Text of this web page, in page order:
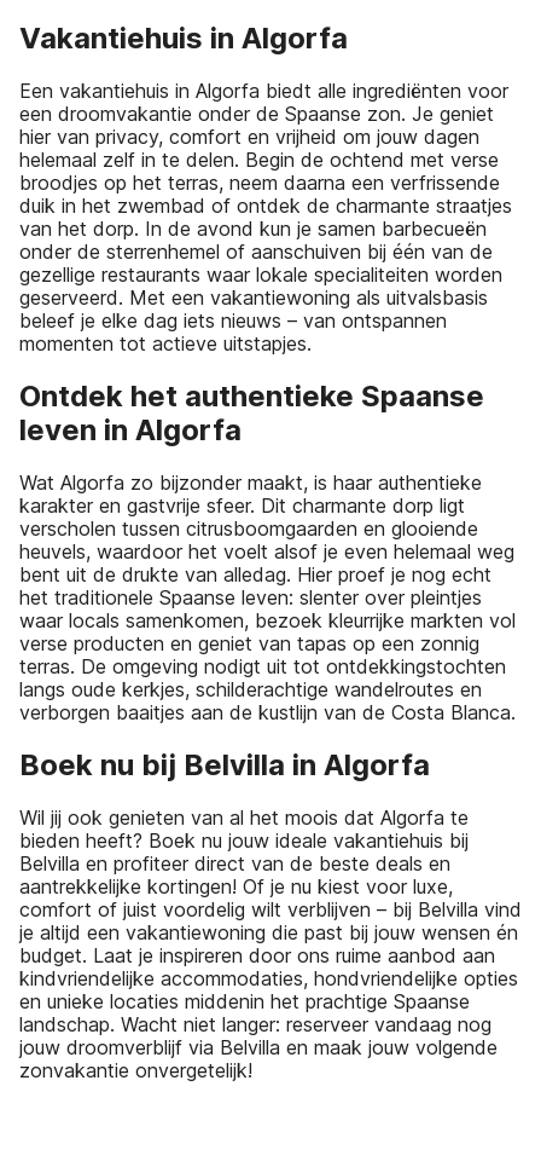
Vakantiehuis in Algorfa
Een vakantiehuis in Algorfa biedt alle ingrediënten voor
een droomvakantie onder de Spaanse zon. Je geniet
hier van privacy, comfort en vrijheid om jouw dagen
helemaal zelf in te delen. Begin de ochtend met verse
broodjes op het terras, neem daarna een verfrissende
duik in het zwembad of ontdek de charmante straatjes
van het dorp. In de avond kun je samen barbecueën
onder de sterrenhemel of aanschuiven bij één van de
gezellige restaurants waar lokale specialiteiten worden
geserveerd. Met een vakantiewoning als uitvalsbasis
beleef je elke dag iets nieuws – van ontspannen
momenten tot actieve uitstapjes.
Ontdek het authentieke Spaanse
leven in Algorfa
Wat Algorfa zo bijzonder maakt, is haar authentieke
karakter en gastvrije sfeer. Dit charmante dorp ligt
verscholen tussen citrusboomgaarden en glooiende
heuvels, waardoor het voelt alsof je even helemaal weg
bent uit de drukte van alledag. Hier proef je nog echt
het traditionele Spaanse leven: slenter over pleintjes
waar locals samenkomen, bezoek kleurrijke markten vol
verse producten en geniet van tapas op een zonnig
terras. De omgeving nodigt uit tot ontdekkingstochten
langs oude kerkjes, schilderachtige wandelroutes en
verborgen baaitjes aan de kustlijn van de Costa Blanca.
Boek nu bij Belvilla in Algorfa
Wil jij ook genieten van al het moois dat Algorfa te
bieden heeft? Boek nu jouw ideale vakantiehuis bij
Belvilla en profiteer direct van de beste deals en
aantrekkelijke kortingen! Of je nu kiest voor luxe,
comfort of juist voordelig wilt verblijven – bij Belvilla vind
je altijd een vakantiewoning die past bij jouw wensen én
budget. Laat je inspireren door ons ruime aanbod aan
kindvriendelijke accommodaties, hondvriendelijke opties
en unieke locaties middenin het prachtige Spaanse
landschap. Wacht niet langer: reserveer vandaag nog
jouw droomverblijf via Belvilla en maak jouw volgende
zonvakantie onvergetelijk!